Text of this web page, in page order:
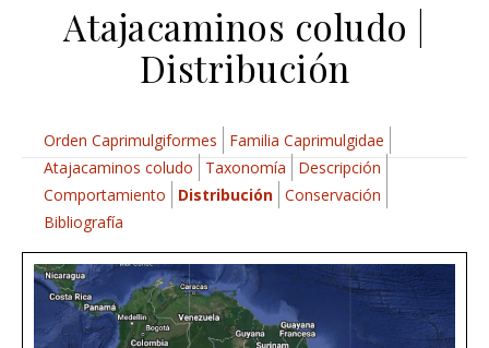
Atajacaminos coludo |
Distribución
Orden Caprimulgiformes
Familia Caprimulgidae
Atajacaminos coludo
Taxonomía
Descripción
Comportamiento
Distribución Conservación
Bibliografía